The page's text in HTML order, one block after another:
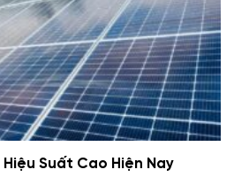
Suất Cao Hiện Nay